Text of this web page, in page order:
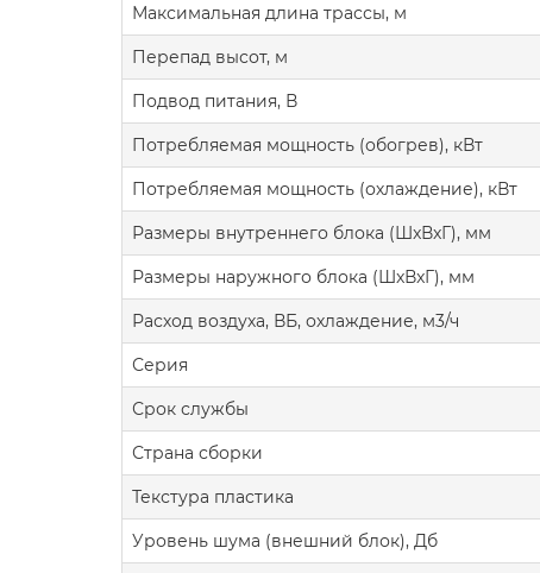
Максимальная длина трассы, м
Перепад высот, м
Подвод питания, В
Потребляемая мощность (обогрев), кВт
Потребляемая мощность (охлаждение), кВт
Размеры внутреннего блока (ШxВxГ), мм
Размеры наружного блока (ШxВxГ), мм
Расход воздуха, ВБ, охлаждение, м3/ч
Серия
Срок службы
Страна сборки
Текстура пластика
Уровень шума (внешний блок), Дб